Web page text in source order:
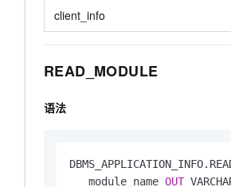
client_info
READ_MODULE
语法
   module_name
OUT
10 分钟在聊天系统中增加一个 AI 助手